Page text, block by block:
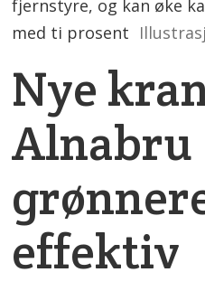
fjernstyre, og kan øke
med ti prosent
Nye
Alnabru
effektiv